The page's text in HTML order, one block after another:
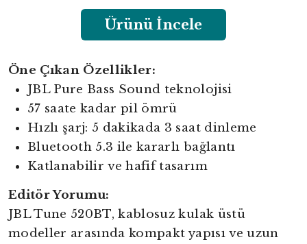
Ürünü İncele
Öne Çıkan Özellikler:
JBL Pure Bass Sound teknolojisi
57 saate kadar pil ömrü
Hızlı şarj: 5 dakikada 3 saat dinleme
Bluetooth 5.3 ile kararlı bağlantı
Katlanabilir ve hafif tasarım
Editör Yorumu:
JBL Tune 520BT, kablosuz kulak üstü
modeller arasında kompakt yapısı ve uzun